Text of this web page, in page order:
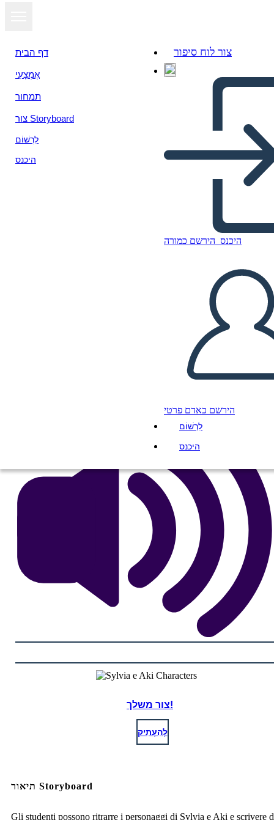
דף הבית
אֶמְצָעִי
תמחור
צור Storyboard
לִרְשׁוֹם
היכנס
צור לוח סיפור
היכנס הירשם כמורה
הירשם כאדם פרטי
לִרְשׁוֹם
היכנס
Sylvia e Aki Characters
צור משלך!
לְהַעְתִיק
תיאור Storyboard
Gli studenti possono ritrarre i personaggi di Sylvia e Aki e scrivere